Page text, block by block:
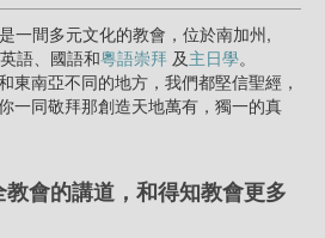
一間多元文化的教會，位於南加州,
語、國語和粵語崇拜 及主日學。
東南亞不同的地方，我們都堅信聖經，
一同敬拜那創造天地萬有，獨一的真
會的講道，和得知教會更多